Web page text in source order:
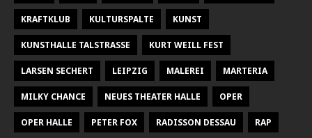
KRAFTKLUB KULTURSPALTE KUNST
KUNSTHALLE TALSTRASSE KURT WEILL FEST
LARSEN SECHERT LEIPZIG MALEREI MARTERIA
MILKY CHANCE NEUES THEATER HALLE OPER
OPER HALLE PETER FOX RADISSON DESSAU RAP